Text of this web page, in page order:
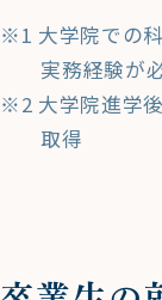
※1 大学院での
実務経験が
※2 大学院進学
取得